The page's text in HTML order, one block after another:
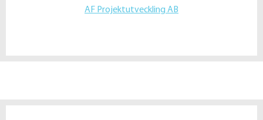
AF Projektutveckling AB